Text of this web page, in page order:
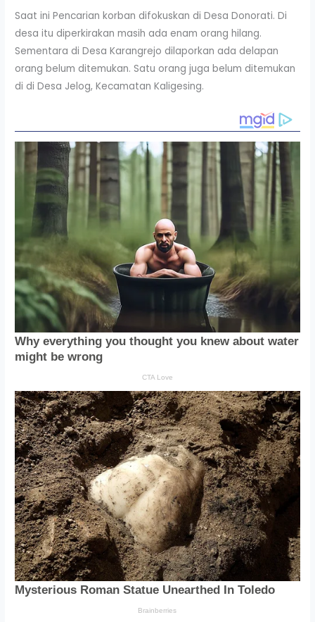
Saat ini Pencarian korban difokuskan di Desa Donorati. Di
desa itu diperkirakan masih ada enam orang hilang.
Sementara di Desa Karangrejo dilaporkan ada delapan
orang belum ditemukan. Satu orang juga belum ditemukan
di di Desa Jelog, Kecamatan Kaligesing.